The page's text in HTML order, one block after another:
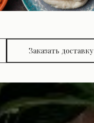
Заказать доставку